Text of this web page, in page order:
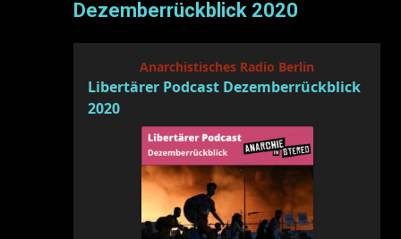
Dezemberrückblick 2020